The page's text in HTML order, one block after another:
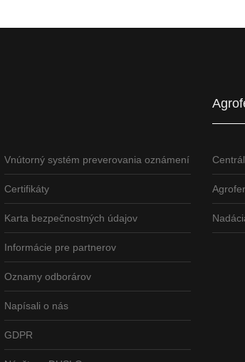
Vnútorný systém preverovania oznámení
Certifikáty
Karta bezpečnostných údajov
Informácie pre partnerov
Oznamy odborárov
Napísali o nás
GDPR